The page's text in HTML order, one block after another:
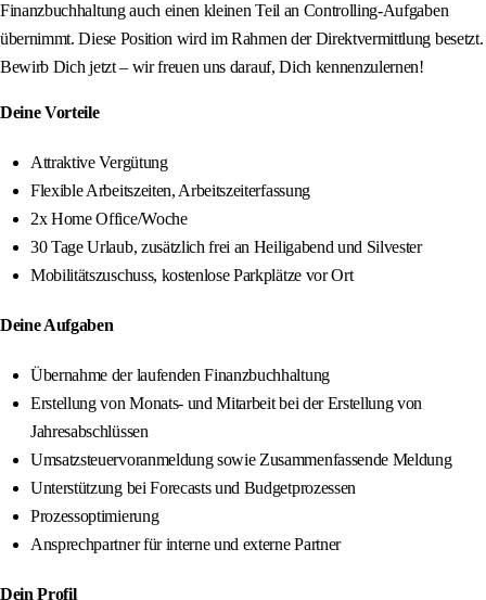
Finanzbuchhaltung auch einen kleinen Teil an Controlling-Aufgaben
übernimmt. Diese Position wird im Rahmen der Direktvermittlung besetzt.
Bewirb Dich jetzt – wir freuen uns darauf, Dich kennenzulernen!
Deine Vorteile
Attraktive Vergütung
Flexible Arbeitszeiten, Arbeitszeiterfassung
2x Home Office/Woche
30 Tage Urlaub, zusätzlich frei an Heiligabend und Silvester
Mobilitätszuschuss, kostenlose Parkplätze vor Ort
Deine Aufgaben
Übernahme der laufenden Finanzbuchhaltung
Erstellung von Monats- und Mitarbeit bei der Erstellung von
Jahresabschlüssen
Umsatzsteuervoranmeldung sowie Zusammenfassende Meldung
Unterstützung bei Forecasts und Budgetprozessen
Prozessoptimierung
Ansprechpartner für interne und externe Partner
Dein Profil